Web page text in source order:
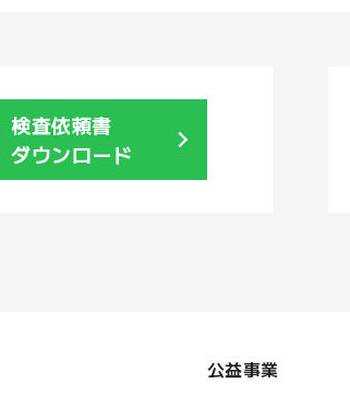
検査依頼書
ダウンロード
公益事業